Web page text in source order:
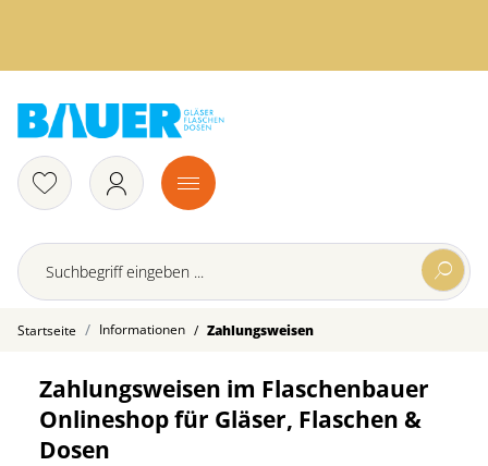
Startseite Informationen / Zahlungsweisen
Zahlungsweisen im Flaschenbauer
Onlineshop für Gläser, Flaschen &
Dosen